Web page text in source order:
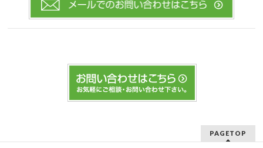
PAGETOP